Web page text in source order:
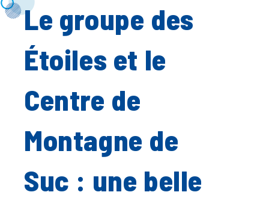
Le groupe des
Étoiles et le
Centre de
Montagne de
Suc : une belle